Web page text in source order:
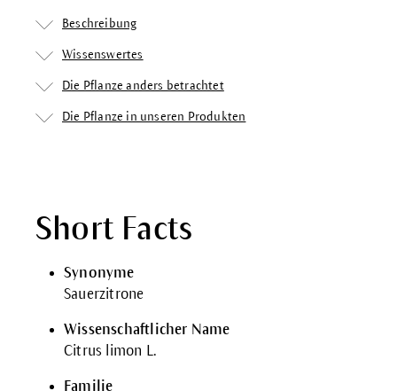
Beschreibung
Wissenswertes
Die Pflanze anders betrachtet
Die Pflanze in unseren Produkten
Short Facts
Synonyme
Sauerzitrone
Wissenschaftlicher Name
Citrus limon L.
Familie